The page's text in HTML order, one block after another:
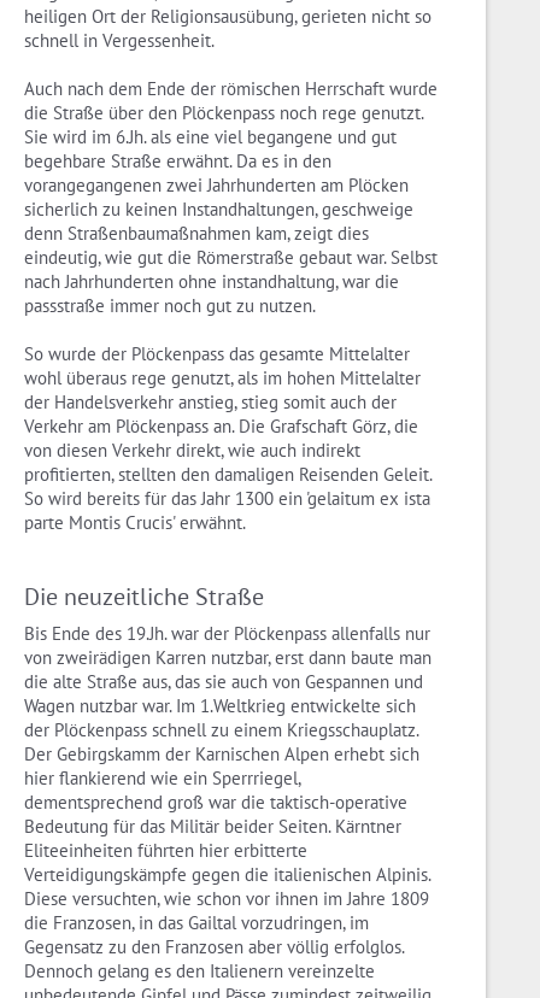
heiligen Ort der Religionsausübung, gerieten nicht so
schnell in Vergessenheit.
Auch nach dem Ende der römischen Herrschaft wurde
die Straße über den Plöckenpass noch rege genutzt.
Sie wird im 6.Jh. als eine viel begangene und gut
begehbare Straße erwähnt. Da es in den
vorangegangenen zwei Jahrhunderten am Plöcken
sicherlich zu keinen Instandhaltungen, geschweige
denn Straßenbaumaßnahmen kam, zeigt dies
eindeutig, wie gut die Römerstraße gebaut war. Selbst
nach Jahrhunderten ohne instandhaltung, war die
passstraße immer noch gut zu nutzen.
So wurde der Plöckenpass das gesamte Mittelalter
wohl überaus rege genutzt, als im hohen Mittelalter
der Handelsverkehr anstieg, stieg somit auch der
Verkehr am Plöckenpass an. Die Grafschaft Görz, die
von diesen Verkehr direkt, wie auch indirekt
profitierten, stellten den damaligen Reisenden Geleit.
So wird bereits für das Jahr 1300 ein 'gelaitum ex ista
parte Montis Crucis' erwähnt.
Die neuzeitliche Straße
Bis Ende des 19.Jh. war der Plöckenpass allenfalls nur
von zweirädigen Karren nutzbar, erst dann baute man
die alte Straße aus, das sie auch von Gespannen und
Wagen nutzbar war. Im 1.Weltkrieg entwickelte sich
der Plöckenpass schnell zu einem Kriegsschauplatz.
Der Gebirgskamm der Karnischen Alpen erhebt sich
hier flankierend wie ein Sperrriegel,
dementsprechend groß war die taktisch-operative
Bedeutung für das Militär beider Seiten. Kärntner
Eliteeinheiten führten hier erbitterte
Verteidigungskämpfe gegen die italienischen Alpinis.
Diese versuchten, wie schon vor ihnen im Jahre 1809
die Franzosen, in das Gailtal vorzudringen, im
Gegensatz zu den Franzosen aber völlig erfolglos.
Dennoch gelang es den Italienern vereinzelte